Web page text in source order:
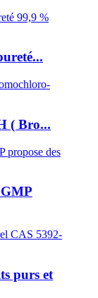
( Bro...
purs et